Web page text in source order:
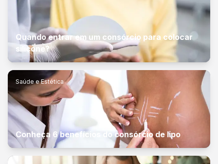
Quando entrar em um consórcio para colocar
silicone?
Saúde e Estética
Conheça 6 benefícios do consórcio de lipo